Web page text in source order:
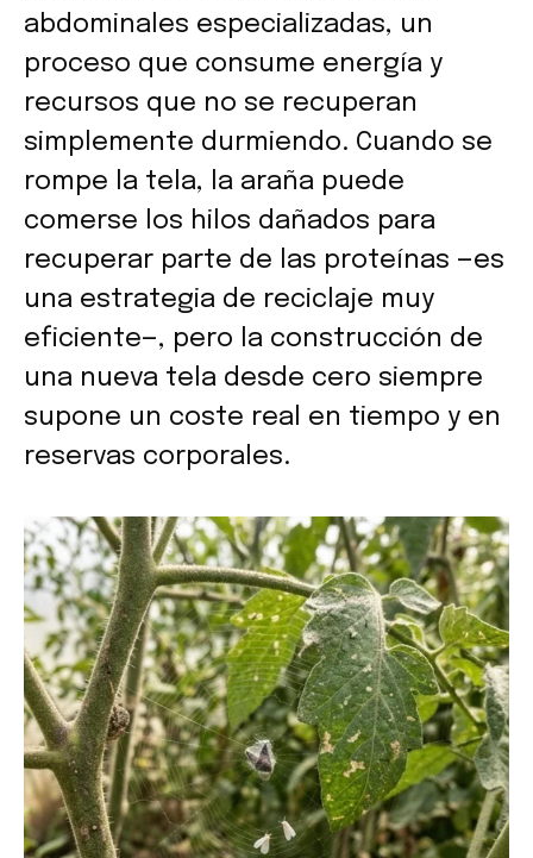
abdominales especializadas, un
proceso que consume energía y
recursos que no se recuperan
simplemente durmiendo. Cuando se
rompe la tela, la araña puede
comerse los hilos dañados para
recuperar parte de las proteínas —es
una estrategia de reciclaje muy
eficiente—, pero la construcción de
una nueva tela desde cero siempre
supone un coste real en tiempo y en
reservas corporales.